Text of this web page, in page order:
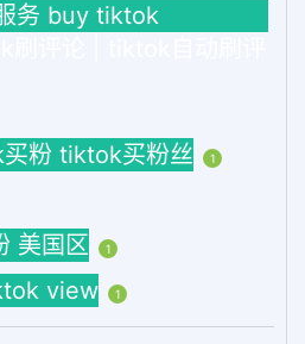
务 buy tiktok
粉 tiktok买粉丝 1
美国区 1
view 1